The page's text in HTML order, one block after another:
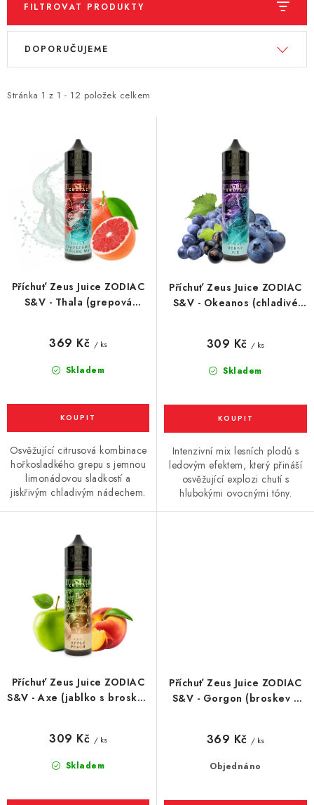
GRIPY & MODY
JEDNORÁZOVÉ A DOBÍJECÍ E-CIGARETY
PŘÍSLUŠENSTVÍ
ZNAČKY
Vše o nákupu Jak reklamovat či vrátit zboží
Recenze
Kontakty
Prodejny Volná místa
FILTROVAT PRODUKTY
V
i
u
Stránka 1 z 1 - 12 položek celkem
Ř
e
d
ů
DOPORUČUJEME
Příchuť Zeus Juice ZODIAC
S&V - Thala (grepová
Skladem
369 Kč / ks
Osvěžující citrusová kombinace
hořkosladkého grepu s jemnou
limonádovou sladkostí a
jiskřivým chladivým nádechem.
Příchuť Zeus Juice ZODIAC
S&V - Okeanos (chladivé
Skladem
309 Kč / ks
Intenzivní mix lesních plodů s
ledovým efektem, který přináší
osvěžující explozi chutí s
hlubokými ovocnými tóny.
Příchuť Zeus Juice ZODIAC
S&V - Axe (jablko s broskví)
Skladem
309 Kč / ks
Příchuť Zeus Juice ZODIAC
S&V - Gorgon (broskev s
Objednáno
369 Kč / ks